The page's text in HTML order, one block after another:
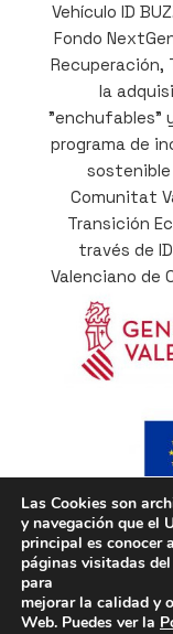
Las Cookies son
y navegación que el
principal es conocer
páginas visitadas
para
mejorar la calidad y
Web. Puedes ver la
Vehículo ID
Fondo
Recuperación,
la
"enchufables"
programa de
sostenible
Comunitat
Transición
través de
Valenciano de
Cofinançat
Programa
Comunitat